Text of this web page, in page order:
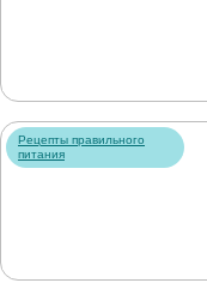
Рецепты правильного
питания